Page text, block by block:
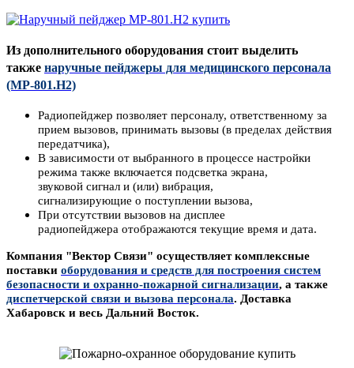
Из дополнительного оборудования стоит выделить
также наручные пейджеры для медицинского персонала
(MP-801.H2)
Радиопейджер позволяет персоналу, ответственному за
прием вызовов, принимать вызовы (в пределах действия
передатчика),
В зависимости от выбранного в процессе настройки
режима также включается подсветка экрана,
звуковой сигнал и (или) вибрация,
сигнализирующие о поступлении вызова,
При отсутствии вызовов на дисплее
радиопейджера отображаются текущие время и дата.
Компания "Вектор Связи" осуществляет комплексные
поставки оборудования и средств для построения систем
безопасности и охранно-пожарной сигнализации, а также
диспетчерской связи и вызова персонала. Доставка
Хабаровск и весь Дальний Восток.